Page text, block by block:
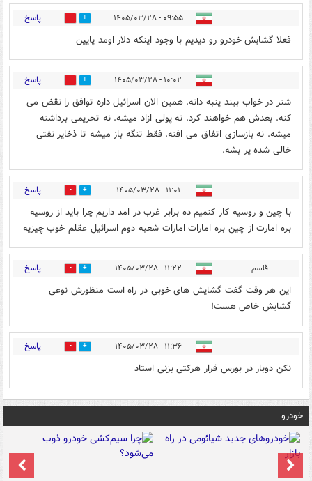
۰۹:۵۵ - ۱۴۰۵/۰۳/۲۸ 1 پاسخ
فعلا گشایش خودرو رو دیدیم با وجود اینکه دلار اومد پایین
۱۰:۰۲ - ۱۴۰۵/۰۳/۲۸ 0 پاسخ
شتر در خواب بیند پنبه دانه. همین الان اسرائیل داره توافق را نقض می
کنه. بعدش هم خواهند کرد. نه پولی ازاد میشه. نه تحریمی برداشته
میشه. نه بازسازی اتفاق می افته. فقط تنگه باز میشه تا ذخایر نفتی
خالی شده پر بشه.
۱۱:۰۱ - ۱۴۰۵/۰۳/۲۸ 1 پاسخ
با چین و روسیه کار کنمیم ده برابر غرب در امد داریم چرا باید از روسیه
بره امارت از چین بره امارات امارات شعبه دوم اسرائیل عقلم خوب چیزیه
قاسم ۱۱:۲۲ - ۱۴۰۵/۰۳/۲۸ 1 پاسخ
این هر وقت گفت گشایش های خوبی در راه است منظورش نوعی
گشایش خاص هست!
۱۱:۳۶ - ۱۴۰۵/۰۳/۲۸ 0 پاسخ
نکن دوبار در بورس قرار هرکتی بزنی استاد
خودرو